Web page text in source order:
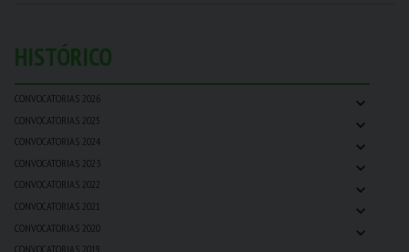
HISTÓRICO
CONVOCATORIAS 2026 ⌄
CONVOCATORIAS 2025 ⌄
CONVOCATORIAS 2024 ⌄
CONVOCATORIAS 2023 ⌄
CONVOCATORIAS 2022 ⌄
CONVOCATORIAS 2021 ⌄
CONVOCATORIAS 2020 ⌄
CONVOCATORIAS 2019